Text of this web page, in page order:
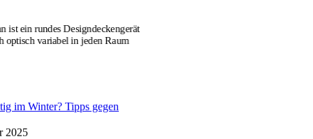
ist ein rundes Designdeckengerät
optisch variabel in jeden Raum
im Winter? Tipps gegen
2025